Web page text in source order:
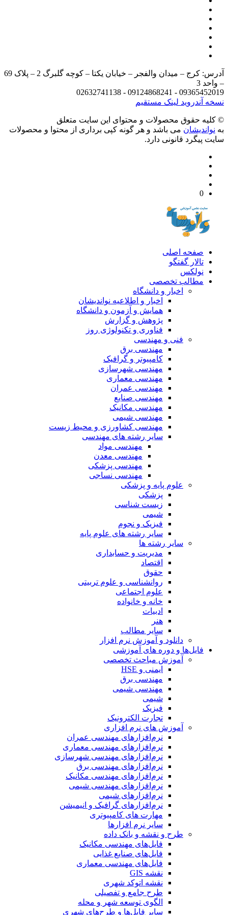
آدرس: کرج – میدان والفجر – خیابان یکتا – کوچه گلبرگ 2 – پلاک 69
3
09365452019 - 09124868241 -
آندرویدلینک مستقیم
حقوق محصولات و محتوای اين سایت متعلق
می باشد و هر گونه کپی برداری از محتوا و محصولات
پیگرد قانونی دارد.
صفحه اصلی
تالار گفتگو
نولکس
مطالب تخصصی
اخبار و دانشگاه
اخبار و اطلاعیه نواندیشان
همایش و آزمون و دانشگاه
پژوهش و گزارش
فناوری و تکنولوژی روز
فنی و مهندسی
مهندسی برق
کامپیوتر و گرافیک
مهندسی شهرسازی
مهندسی معماری
مهندسی عمران
مهندسی صنایع
مهندسی مکانیک
مهندسی شیمی
مهندسی کشاورزی و محیط زیست
سایر رشته های مهندسی
مهندسی مواد
مهندسی معدن
مهندسی پزشکی
مهندسی نساجی
علوم پایه و پزشکی
پزشکی
زیست شناسی
شیمی
فیزیک و نجوم
سایر رشته های علوم پایه
سایر رشته ها
مدیریت و حسابداری
اقتصاد
حقوق
روانشناسی و علوم تربیتی
علوم اجتماعی
خانه و خانواده
ادبیات
هنر
سایر مطالب
دانلود و آموزش نرم افزار
فایل‌ها و دوره های آموزشی
آموزش مباحث تخصصی
ایمنی و HSE
مهندسی برق
مهندسی شیمی
شیمی
فیزیک
تجارت الکترونیک
آموزش های نرم افزاری
نرم‌افزارهای مهندسی عمران
نرم‌افزارهای مهندسی معماری
نرم‌افزارهای مهندسی شهرسازی
نرم‌افزارهای مهندسی برق
نرم‌افزارهای مهندسی مکانیک
نرم‌افزارهای مهندسی شیمی
نرم‌افزارهای شیمی
نرم‌افزارهای گرافیک و انیمیشن
مهارت های کامپیوتری
سایر نرم افزارها
طرح و نقشه و بانک داده
فایل‌های مهندسی مکانیک
فایل‌های صنایع غذایی
فایل‌های مهندسی معماری
نقشه GIS
نقشه اتوکد شهری
طرح جامع و تفصیلی
الگوی توسعه شهر و محله
سایر فایل‌ها و طرح‌های شهری